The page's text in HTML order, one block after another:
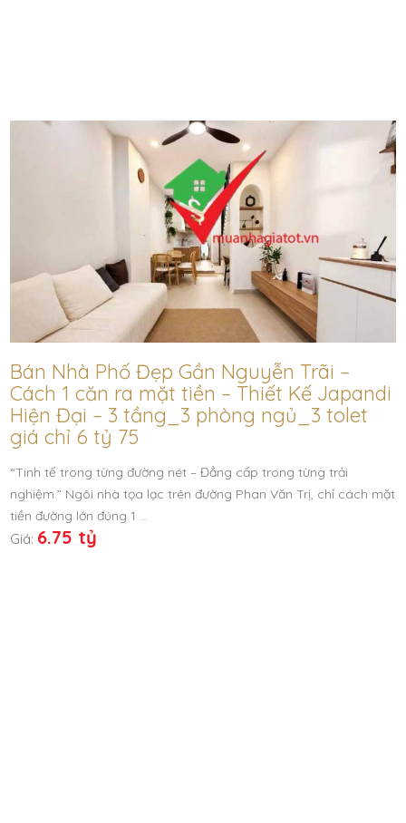
Bán Nhà Phố Đẹp Gần Nguyễn Trãi –
Cách 1 căn ra mặt tiền – Thiết Kế Japandi
Hiện Đại – 3 tầng_3 phòng ngủ_3 tolet
giá chỉ 6 tỷ 75
“Tinh tế trong từng đường nét – Đẳng cấp trong từng trải
nghiệm.” Ngôi nhà tọa lạc trên đường Phan Văn Trị, chỉ cách mặt
tiền đường lớn đúng 1 …
Giá: 6.75 tỷ